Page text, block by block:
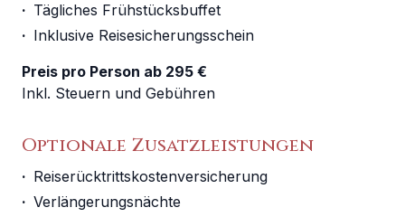
· Tägliches Frühstücksbuffet
· Inklusive Reisesicherungsschein
Preis pro Person ab 295 €
Inkl. Steuern und Gebühren
Optionale Zusatzleistungen
· Reiserücktrittskostenversicherung
· Verlängerungsnächte